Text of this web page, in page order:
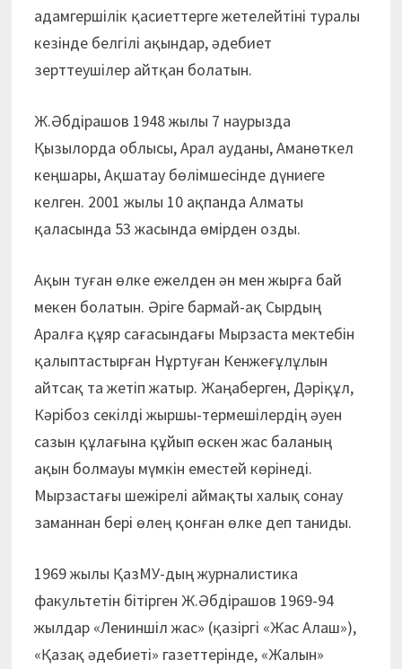
адамгершілік қасиеттерге жетелейтіні туралы
кезінде белгілі ақындар, әдебиет
зерттеушілер айтқан болатын.
Ж.Әбдірашов 1948 жылы 7 наурызда
Қызылорда облысы, Арал ауданы, Аманөткел
кеңшары, Ақшатау бөлімшесінде дүниеге
келген. 2001 жылы 10 ақпанда Алматы
қаласында 53 жасында өмірден озды.
Ақын туған өлке ежелден ән мен жырға бай
мекен болатын. Әріге бармай-ақ Сырдың
Аралға құяр сағасындағы Мырзаста мектебін
қалыптастырған Нұртуған Кенжеғұлұлын
айтсақ та жетіп жатыр. Жаңаберген, Дәріқұл,
Кәрібоз секілді жыршы-термешілердің әуен
сазын құлағына құйып өскен жас баланың
ақын болмауы мүмкін еместей көрінеді.
Мырзастағы шежірелі аймақты халық сонау
заманнан бері өлең қонған өлке деп таниды.
1969 жылы ҚазМУ-дың журналистика
факультетін бітірген Ж.Әбдірашов 1969-94
жылдар «Лениншіл жас» (қазіргі «Жас Алаш»),
«Қазақ әдебиеті» газеттерінде, «Жалын»